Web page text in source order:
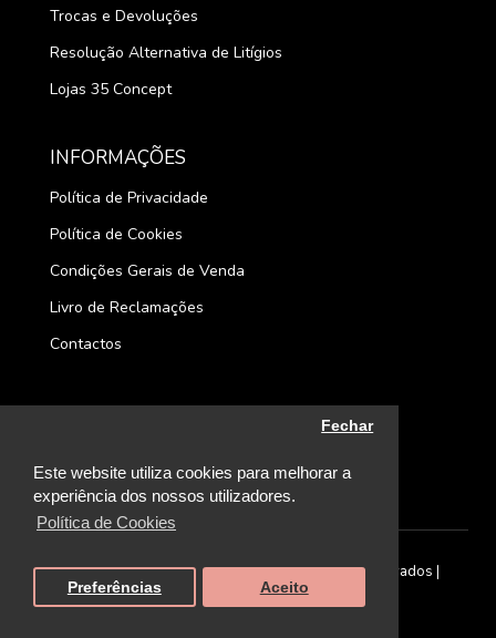
Este website utiliza cookies para melhorar a
experiência dos nossos utilizadores.
Política de Cookies
Fechar
Preferências Aceito
Trocas e Devoluções
Resolução Alternativa de Litígios
Lojas 35 Concept
INFORMAÇÕES
Política de Privacidade
Política de Cookies
Condições Gerais de Venda
Livro de Reclamações
Contactos
©2026. 35 Concept Store | Todos os direitos reservados |
Desenvolvido por